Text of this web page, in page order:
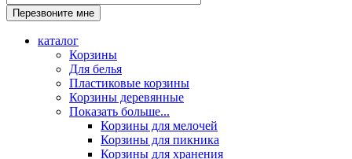
каталог
Корзины
Для белья
Пластиковые корзины
Корзины деревянные
Показать больше...
Корзины для мелочей
Корзины для пикника
Корзины для хранения